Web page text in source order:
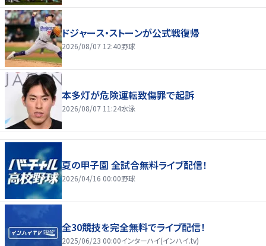
ドジャース・ストーンが公式戦復帰
2026/08/07 12:40野球
本多灯が危険運転致傷罪で起訴
2026/08/07 11:24水泳
夏の甲子園 全試合無料ライブ配信！
2026/04/16 00:00野球
全30競技を完全無料でライブ配信！
2025/06/23 00:00インターハイ(インハイ.tv)